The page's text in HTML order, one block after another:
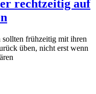
rechtzeitig auf
sollten frühzeitig mit ihren
üben, nicht erst wenn